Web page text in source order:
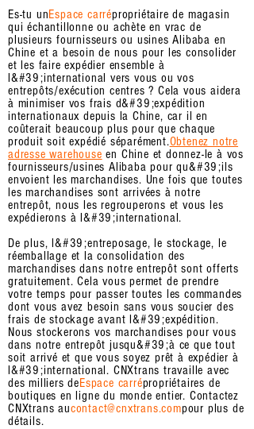
Es-tu unEspace carrépropriétaire de magasin
qui échantillonne ou achète en vrac de
plusieurs fournisseurs ou usines Alibaba en
Chine et a besoin de nous pour les consolider
et les faire expédier ensemble à
l&#39;international vers vous ou vos
entrepôts/exécution centres ? Cela vous aidera
à minimiser vos frais d&#39;expédition
internationaux depuis la Chine, car il en
coûterait beaucoup plus pour que chaque
produit soit expédié séparément.Obtenez notre
adresse warehouse en Chine et donnez-le à vos
fournisseurs/usines Alibaba pour qu&#39;ils
envoient les marchandises. Une fois que toutes
les marchandises sont arrivées à notre
entrepôt, nous les regrouperons et vous les
expédierons à l&#39;international.
De plus, l&#39;entreposage, le stockage, le
réemballage et la consolidation des
marchandises dans notre entrepôt sont offerts
gratuitement. Cela vous permet de prendre
votre temps pour passer toutes les commandes
dont vous avez besoin sans vous soucier des
frais de stockage avant l&#39;expédition.
Nous stockerons vos marchandises pour vous
dans notre entrepôt jusqu&#39;à ce que tout
soit arrivé et que vous soyez prêt à expédier à
l&#39;international. CNXtrans travaille avec
des milliers deEspace carrépropriétaires de
boutiques en ligne du monde entier. Contactez
CNXtrans aucontact@cnxtrans.compour plus de
détails.